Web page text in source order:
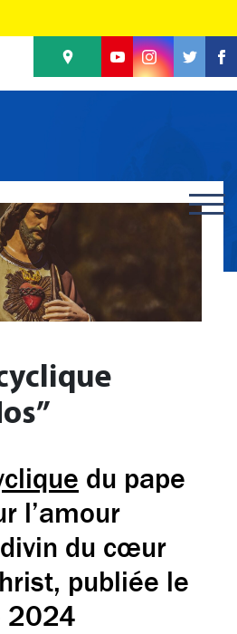
du pape
l’amour
du cœur
publiée le
2024